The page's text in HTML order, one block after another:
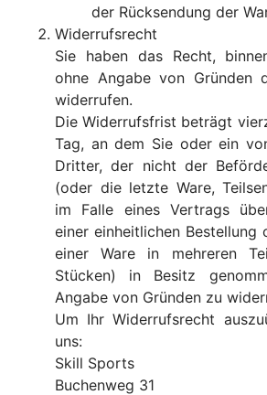
der Rücksendung der
Widerrufsrecht
Sie haben das Recht,
ohne Angabe von Gründen
widerrufen.
Die Widerrufsfrist beträgt
Tag, an dem Sie oder ein
Dritter, der nicht der
(oder die letzte Ware,
im Falle eines Vertrags
einer einheitlichen Bestellung
einer Ware in mehreren
Stücken) in Besitz
Angabe von Gründen zu
Um Ihr Widerrufsrecht
uns:
Skill Sports
Buchenweg 31